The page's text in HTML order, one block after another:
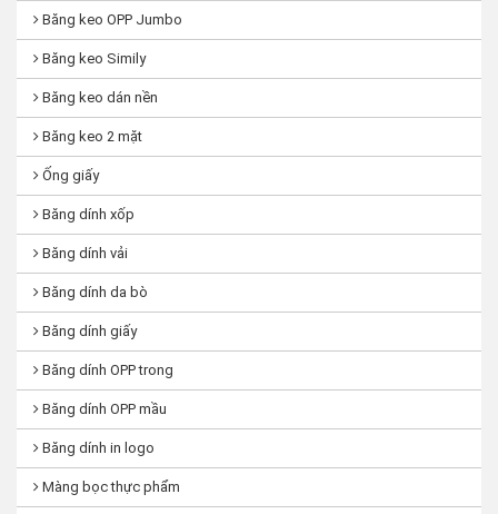
Băng keo OPP Jumbo
Băng keo Simily
Băng keo dán nền
Băng keo 2 mặt
Ống giấy
Băng dính xốp
Băng dính vải
Băng dính da bò
Băng dính giấy
Băng dính OPP trong
Băng dính OPP mầu
Băng dính in logo
Màng bọc thực phẩm